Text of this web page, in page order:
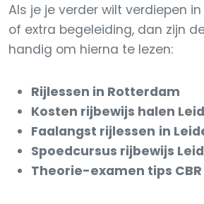
Als je je verder wilt verdiepen
of extra begeleiding, dan zijn
handig om hierna te lezen:
Rijlessen in Rotterdam
Kosten rijbewijs halen
Faalangst rijlessen in
Spoedcursus rijbewijs
Theorie-examen tips CBR